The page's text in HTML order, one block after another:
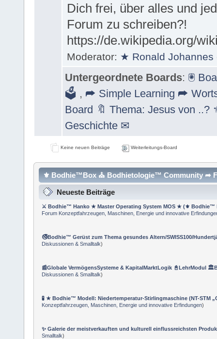
Dich frei, über alles und
Forum zu schreiben?!
https://de.wikipedia.org/
Moderator: ★ Ronald Johannes
Untergeordnete Boards: 🖲
🗳 , ➦ Simple Learning ➦
Board 🔖 Thema: Jesus von
Geschichte ✉
Keine neuen Beiträge Weiterleitungs-Board
⚜ Bodhie™Box ⛪ Bodhietologie™ Community ➦
Neueste Beiträge
⚔ Bodhie™ Hanko ★ Master Operating System MOS ★ (⚜ Bodhie™
Forum Konzeptfahrzeugen, Maschinen, Energie und innovative
🚭Bodhie™ Gerüst zum Thema gesundes Altern/SWISS100/
Diskussionen & Smalltalk)
📰Globale VermögensSysteme & KapitalMarktLogik 📓LehrModul
Diskussionen & Smalltalk)
🧪 ★ Bodhie™ Modell: Niedertemperatur-Stirlingmaschine (NT-STM
Konzeptfahrzeugen, Maschinen, Energie und innovative Erfindungen)
✨ Galerie der meistverkauften und kulturell einflussreichsten
Smalltalk)